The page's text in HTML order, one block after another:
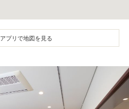
アプリで地図を見る